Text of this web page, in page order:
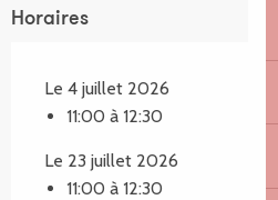
Horaires
Le 4 juillet 2026
11:00 à 12:30
Le 23 juillet 2026
11:00 à 12:30